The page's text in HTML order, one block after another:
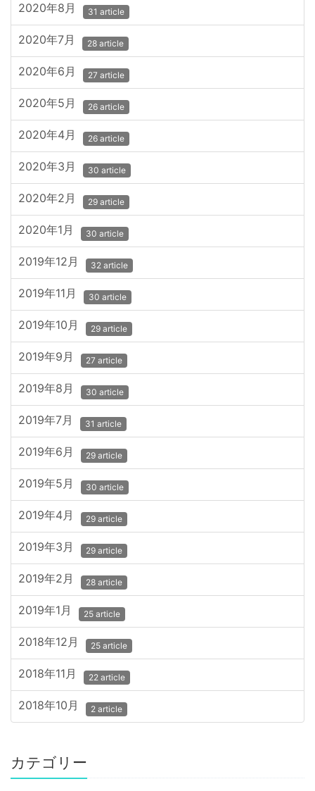
2020年8月 31 article
2020年7月 28 article
2020年6月 27 article
2020年5月 26 article
2020年4月 26 article
2020年3月 30 article
2020年2月 29 article
2020年1月 30 article
2019年12月 32 article
2019年11月 30 article
2019年10月 29 article
2019年9月 27 article
2019年8月 30 article
2019年7月 31 article
2019年6月 29 article
2019年5月 30 article
2019年4月 29 article
2019年3月 29 article
2019年2月 28 article
2019年1月 25 article
2018年12月 25 article
2018年11月 22 article
2018年10月 2 article
カテゴリー